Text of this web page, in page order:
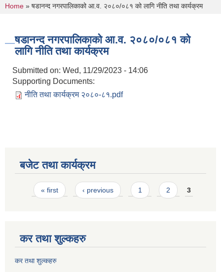
You are here
Home » षडानन्द नगरपालिकाको आ.व. २०८०/०८१ को लागि नीति तथा कार्यक्रम
षडानन्द नगरपालिकाको आ.व. २०८०/०८१ को
लागि नीति तथा कार्यक्रम
Submitted on: Wed, 11/29/2023 - 14:06
Supporting Documents:
नीति तथा कार्यक्रम २०८०-८१.pdf
बजेट तथा कार्यक्रम
Pages
« first ‹ previous 1 2 3
कर तथा शुल्कहरु
कर तथा शुल्कहरु